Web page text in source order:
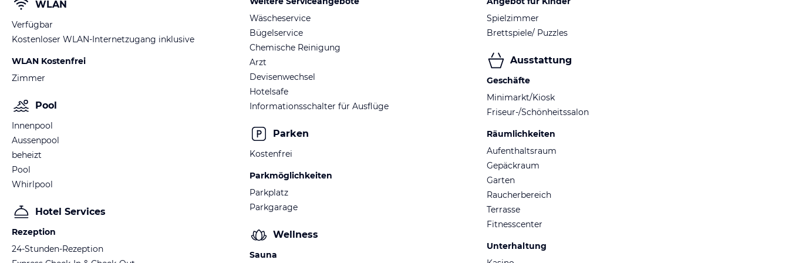
WLAN
Verfügbar
Kostenloser WLAN-Internetzugang inklusive
WLAN Kostenfrei
Zimmer
Pool
Innenpool
Aussenpool
beheizt
Pool
Whirlpool
Hotel Services
Rezeption
24-Stunden-Rezeption
Wäscheservice
Bügelservice
Chemische Reinigung
Arzt
Devisenwechsel
Hotelsafe
Informationsschalter für Ausflüge
Parken
Kostenfrei
Parkmöglichkeiten
Parkplatz
Parkgarage
Wellness
Sauna
Spielzimmer
Brettspiele/ Puzzles
Ausstattung
Geschäfte
Minimarkt/Kiosk
Friseur-/Schönheitssalon
Räumlichkeiten
Aufenthaltsraum
Gepäckraum
Garten
Raucherbereich
Terrasse
Fitnesscenter
Unterhaltung